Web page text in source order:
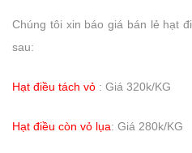
Chúng tôi xin báo giá bán lẻ hạt
sau:
Hạt điều tách vỏ : Giá 320k/KG
Hạt điều còn vỏ lụa: Giá 280k/KG